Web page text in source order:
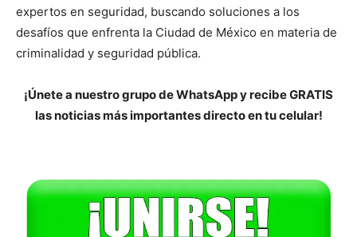
expertos en seguridad, buscando soluciones a los
desafíos que enfrenta la Ciudad de México en materia de
criminalidad y seguridad pública.
¡Únete a nuestro grupo de WhatsApp y recibe GRATIS
las noticias más importantes directo en tu celular!